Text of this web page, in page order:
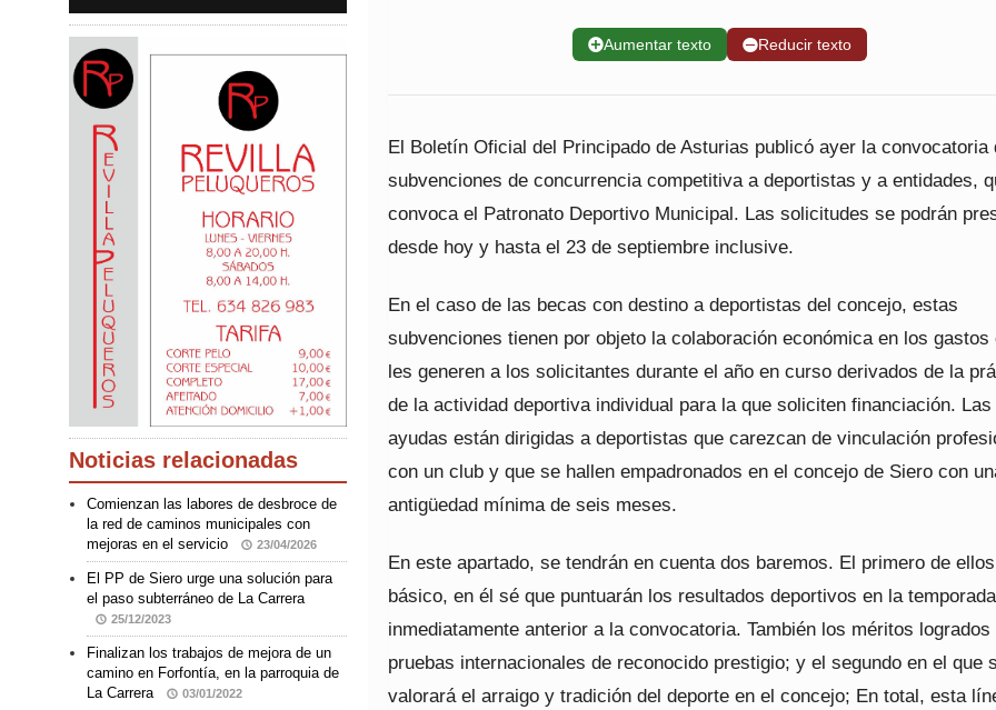
➕Aumentar texto ➖Reducir texto
El Boletín Oficial del Principado de Asturias publicó ayer la convocatoria
subvenciones de concurrencia competitiva a deportistas y a entidades,
convoca el Patronato Deportivo Municipal. Las solicitudes se podrán
desde hoy y hasta el 23 de septiembre inclusive.
En el caso de las becas con destino a deportistas del concejo, estas
subvenciones tienen por objeto la colaboración económica en los gastos
les generen a los solicitantes durante el año en curso derivados de la
de la actividad deportiva individual para la que soliciten financiación. Las
ayudas están dirigidas a deportistas que carezcan de vinculación
con un club y que se hallen empadronados en el concejo de Siero con
antigüedad mínima de seis meses.
En este apartado, se tendrán en cuenta dos baremos. El primero de
básico, en él sé que puntuarán los resultados deportivos en la temporada
inmediatamente anterior a la convocatoria. También los méritos logrados
pruebas internacionales de reconocido prestigio; y el segundo en el que
valorará el arraigo y tradición del deporte en el concejo; En total, esta
Noticias relacionadas
Comienzan las labores de desbroce de
la red de caminos municipales con
mejoras en el servicio
23/04/2026
El PP de Siero urge una solución para
el paso subterráneo de La Carrera
25/12/2023
Finalizan los trabajos de mejora de un
camino en Forfontía, en la parroquia de
La Carrera
03/01/2022